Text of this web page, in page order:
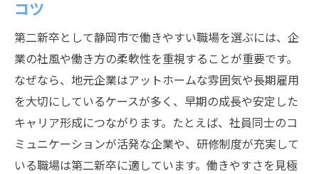
静岡市で第二新卒が未来を切り拓く戦略ガイド
第二新卒が静岡市で描くキャリアの可能性
静岡市で第二新卒が未来を切り拓くための
準備
第二新卒に必要なスキルと今後の成長分野
コツ
第二新卒として静岡市で働きやすい職場を選ぶには、企
業の社風や働き方の柔軟性を重視することが重要です。
なぜなら、地元企業はアットホームな雰囲気や長期雇用
を大切にしているケースが多く、早期の成長や安定した
キャリア形成につながります。たとえば、社員同士のコ
ミュニケーションが活発な企業や、研修制度が充実して
いる職場は第二新卒に適しています。働きやすさを見極